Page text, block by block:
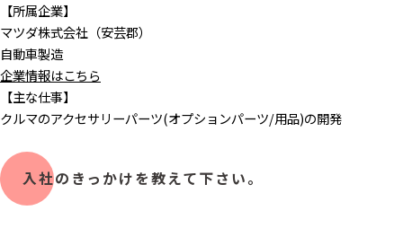
【所属企業】
マツダ株式会社（安芸郡）
自動車製造​
企業情報はこちら
【主な仕事】
クルマのアクセサリーパーツ(オプションパーツ/用品)の開発
入社のきっかけを教えて下さい。